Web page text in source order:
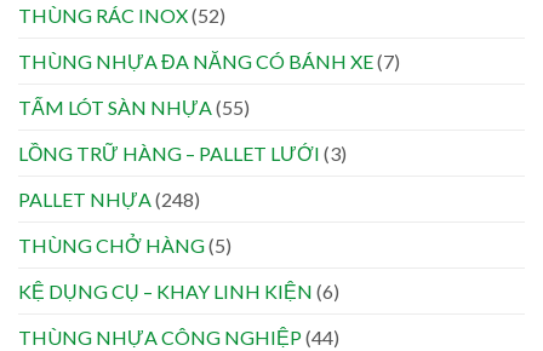
THÙNG RÁC INOX(52)
THÙNG NHỰA ĐA NĂNG CÓ BÁNH XE(7)
TẤM LÓT SÀN NHỰA(55)
LỒNG TRỮ HÀNG – PALLET LƯỚI (3)
PALLET NHỰA(248)
THÙNG CHỞ HÀNG(5)
KỆ DỤNG CỤ – KHAY LINH KIỆN (6)
THÙNG NHỰA CÔNG NGHIỆP(44)